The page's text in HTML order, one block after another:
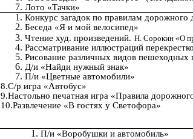
Лото «Тачки»
Конкурс загадок по правилам дорожного
Беседа «Я и мой велосипед»
Чтение худ. произведений. Н. Сорокин «О
Рассматривание иллюстраций
Рисование различных видов пешеходных
Д/и «Найди нужный знак»
П/и «Цветные автомобили»
8.С/р игра «Автобус»
9.Настольно печатная игра «Правила
10.Развлечение «В гостях у Светофора»
П/и «Воробушки и автомобиль»